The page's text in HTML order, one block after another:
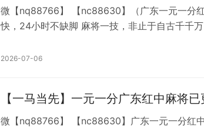
微【nq88766】 【nc88630】（广东一元一分
快，24小时不缺脚 麻将一技，非止于自古千千万，麻将占一半，我这里有
专业红中麻将五年，，结算发红包或者发收款码
2026-07-06
【一马当先】一元一分广东红中麻将
微【nq88766】 【nc88630】广东一元一分红